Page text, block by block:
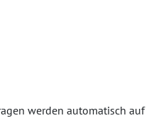
werden automatisch auf